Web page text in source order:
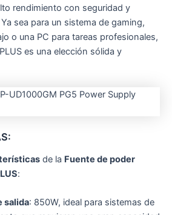
rendimiento con seguridad y
sea para un sistema de gaming,
o una PC para tareas profesionales,
es una elección sólida y
de la Fuente de poder
:
salida: 850W, ideal para sistemas de